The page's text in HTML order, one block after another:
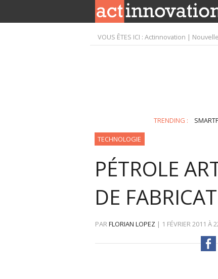
VOUS ÊTES ICI :Actinnovation |
TRENDING :
TECHNOLOGIE
PÉTROLE
DE
PARFLORIAN LOPEZ | 1 FÉVRIER 2011 À